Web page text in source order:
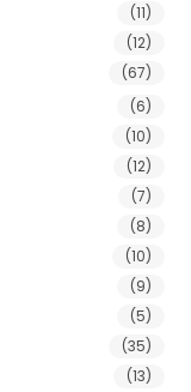
(11)
(12)
(67)
(6)
(10)
(12)
(7)
(8)
(10)
(9)
(5)
(35)
(13)